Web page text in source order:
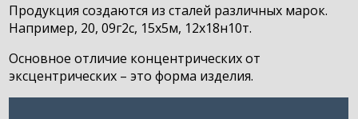
Продукция создаются из сталей различных марок.
Например, 20, 09г2с, 15х5м, 12х18н10т.
Основное отличие концентрических от
эксцентрических – это форма изделия.